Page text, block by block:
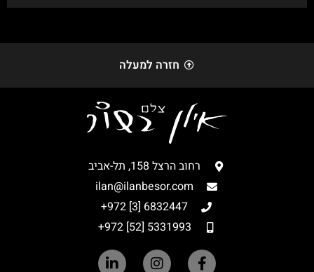
חזרה למעלה
רחוב הרצל 158, תל-אביב
ilan@ilanbesor.com
6832447 [3] 972+
5331993 [52] 972+